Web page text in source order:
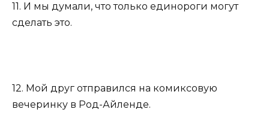
11. И мы думали, что только единороги могут
сделать это.
12. Мой друг отправился на комиксовую
вечеринку в Род-Айленде.